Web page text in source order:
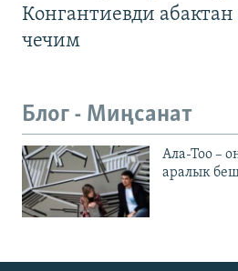
Конгантиевди
чечим
Блог - Миңсанат
Ала-Тоо –
аралык